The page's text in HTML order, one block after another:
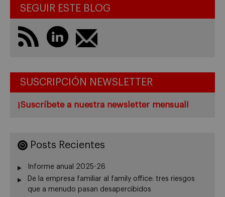
SEGUIR ESTE BLOG
SUSCRIPCIÓN NEWSLETTER
¡Suscríbete a nuestra newsletter mensual!
Posts Recientes
Informe anual 2025-26
De la empresa familiar al family office: tres riesgos
que a menudo pasan desapercibidos